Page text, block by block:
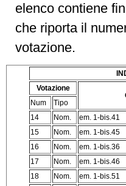
elenco contiene
che riporta il
votazione.
Votazione
Num
Tipo
14
Nom.
em. 1-bis.41
15
Nom.
em. 1-bis.45
16
Nom.
em. 1-bis.36
17
Nom.
em. 1-bis.46
18
Nom.
em. 1-bis.51